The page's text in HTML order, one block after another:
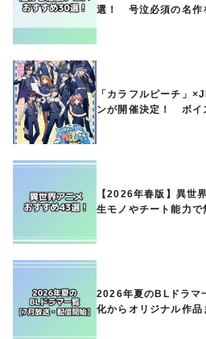
選！ 号泣必須の名
「カラフルピーチ」
ンが開催決定！ ボイ
【2026年春版】異
生モノやチート能力で
2026年夏のBLドラマ
化からオリジナル作